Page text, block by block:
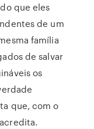
que eles
de um
família
de salvar
os
que, com o